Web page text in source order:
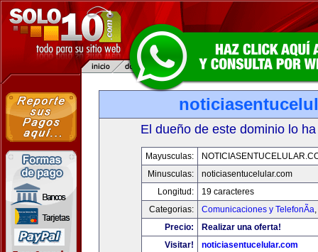
El dueño de este dominio lo
Mayusculas:
Minusculas:
noticiasentucelular.com
Longitud:
19 caracteres
Categorias:
Comunicaciones y TelefonÃ­a,
Precio:
Realizar una oferta!
Visitar!
noticiasentucelular.com